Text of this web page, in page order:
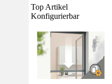
Top Artikel
Konfigurierbar